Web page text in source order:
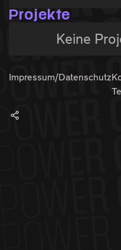
Projekte
Keine
Impressum/Datenschutz